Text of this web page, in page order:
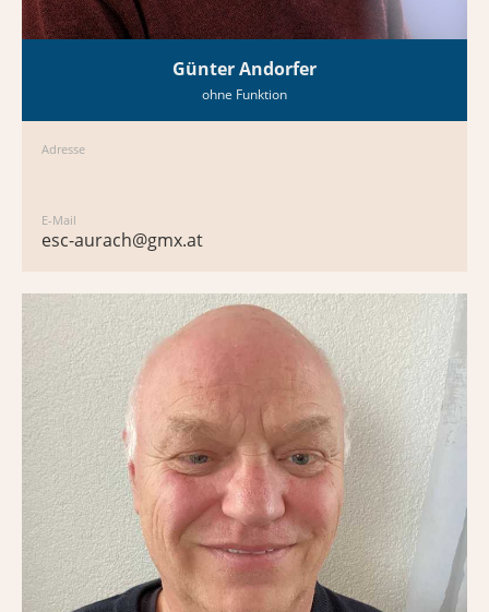
Günter Andorfer
ohne Funktion
Adresse
E-Mail
esc-aurach@gmx.at